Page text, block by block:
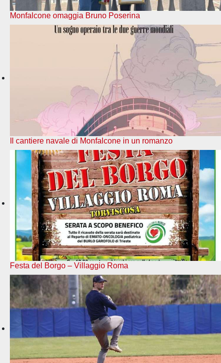
Monfalcone omaggia Bruno Poserina
Il cantiere navale di Monfalcone in un romanzo
Festa del Borgo – Villaggio Roma